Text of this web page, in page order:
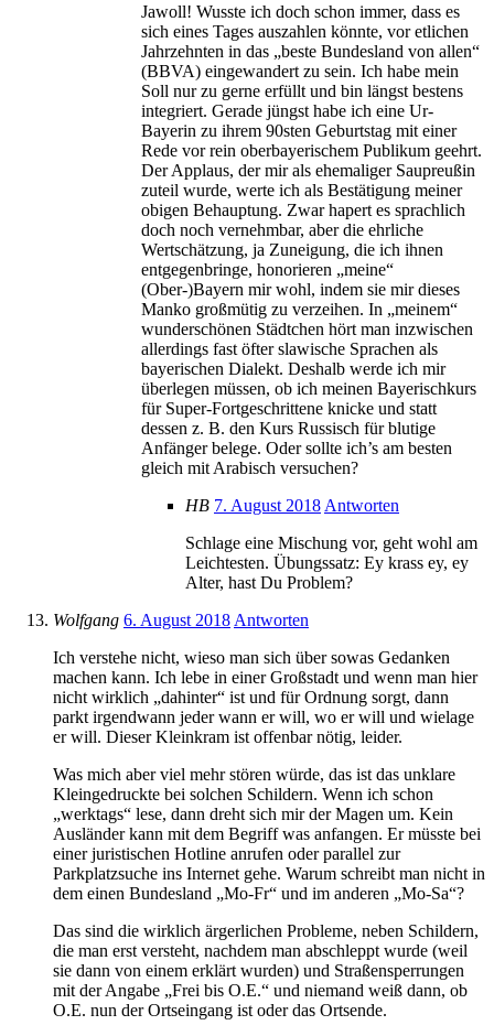
Jawoll! Wusste ich doch schon immer, dass es
sich eines Tages auszahlen könnte, vor etlichen
Jahrzehnten in das „beste Bundesland von allen“
(BBVA) eingewandert zu sein. Ich habe mein
Soll nur zu gerne erfüllt und bin längst bestens
integriert. Gerade jüngst habe ich eine Ur-
Bayerin zu ihrem 90sten Geburtstag mit einer
Rede vor rein oberbayerischem Publikum geehrt.
Der Applaus, der mir als ehemaliger Saupreußin
zuteil wurde, werte ich als Bestätigung meiner
obigen Behauptung. Zwar hapert es sprachlich
doch noch vernehmbar, aber die ehrliche
Wertschätzung, ja Zuneigung, die ich ihnen
entgegenbringe, honorieren „meine“
(Ober-)Bayern mir wohl, indem sie mir dieses
Manko großmütig zu verzeihen. In „meinem“
wunderschönen Städtchen hört man inzwischen
allerdings fast öfter slawische Sprachen als
bayerischen Dialekt. Deshalb werde ich mir
überlegen müssen, ob ich meinen Bayerischkurs
für Super-Fortgeschrittene knicke und statt
dessen z. B. den Kurs Russisch für blutige
Anfänger belege. Oder sollte ich’s am besten
gleich mit Arabisch versuchen?
HB 7. August 2018 Antworten
Schlage eine Mischung vor, geht wohl am
Leichtesten. Übungssatz: Ey krass ey, ey
Alter, hast Du Problem?
Wolfgang 6. August 2018 Antworten
Ich verstehe nicht, wieso man sich über sowas Gedanken
machen kann. Ich lebe in einer Großstadt und wenn man hier
nicht wirklich „dahinter“ ist und für Ordnung sorgt, dann
parkt irgendwann jeder wann er will, wo er will und wielage
er will. Dieser Kleinkram ist offenbar nötig, leider.
Was mich aber viel mehr stören würde, das ist das unklare
Kleingedruckte bei solchen Schildern. Wenn ich schon
„werktags“ lese, dann dreht sich mir der Magen um. Kein
Ausländer kann mit dem Begriff was anfangen. Er müsste bei
einer juristischen Hotline anrufen oder parallel zur
Parkplatzsuche ins Internet gehe. Warum schreibt man nicht in
dem einen Bundesland „Mo-Fr“ und im anderen „Mo-Sa“?
Das sind die wirklich ärgerlichen Probleme, neben Schildern,
die man erst versteht, nachdem man abschleppt wurde (weil
sie dann von einem erklärt wurden) und Straßensperrungen
mit der Angabe „Frei bis O.E.“ und niemand weiß dann, ob
O.E. nun der Ortseingang ist oder das Ortsende.